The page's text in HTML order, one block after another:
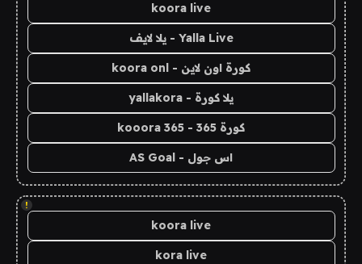
koora live
Yalla Live - يلا لايف
كورة اون لاين - koora onl
يلا كورة - yallakora
كورة 365 - kooora 365
اس جول - AS Goal
!
koora live
kora live